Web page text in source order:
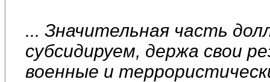
... Значительная часть
субсидируем, держа свои
военные и